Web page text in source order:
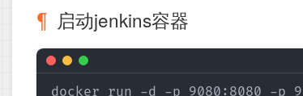
启动jenkins容器